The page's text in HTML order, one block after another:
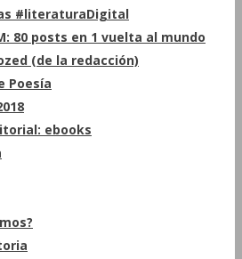
#literaturaDigital
80 posts en 1 vuelta al mundo
(de la redacción)
Poesía
ebooks